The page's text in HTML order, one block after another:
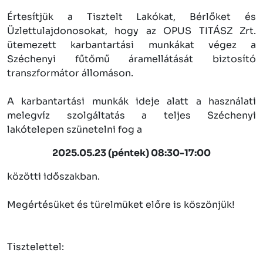
Értesítjük a Tisztelt Lakókat, Bérlőket és
Üzlettulajdonosokat, hogy az OPUS TITÁSZ Zrt.
ütemezett karbantartási munkákat végez a
Széchenyi fűtőmű áramellátását biztosító
transzformátor állomáson.
A karbantartási munkák ideje alatt a használati
melegvíz szolgáltatás a teljes Széchenyi
lakótelepen szünetelni fog a
2025.05.23 (péntek) 08:30-17:00
közötti időszakban.
Megértésüket és türelmüket előre is köszönjük!
Tisztelettel: